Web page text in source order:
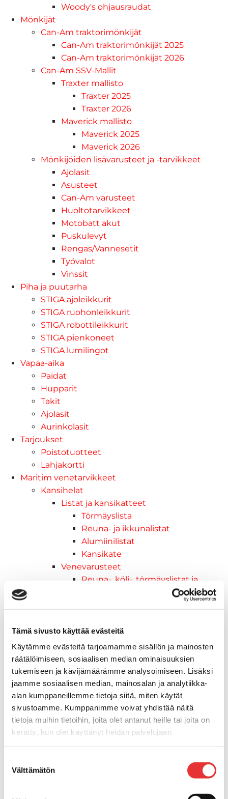
Tämä sivusto käyttää evästeitä
Käytämme evästeitä tarjoamamme sisällön ja mainosten
räätälöimiseen, sosiaalisen median ominaisuuksien
tukemiseen ja kävijämäärämme analysoimiseen. Lisäksi
jaamme sosiaalisen median, mainosalan ja analytiikka-
alan kumppaneillemme tietoja siitä, miten käytät
sivustoamme. Kumppanimme voivat yhdistää näitä
tietoja muihin tietoihin, joita olet antanut heille tai joita on
kerätty, kun olet käyttänyt heidän palvelujaan.
valinta
Välttämätön
Woody's ohjausraudat
Mönkijät
Can-Am traktorimönkijät
Can-Am traktorimönkijät 2025
Can-Am traktorimönkijät 2026
Can-Am SSV-Mallit
Traxter mallisto
Traxter 2025
Traxter 2026
Maverick mallisto
Maverick 2025
Maverick 2026
Mönkijöiden lisävarusteet ja -tarvikkeet
Ajolasit
Asusteet
Can-Am varusteet
Huoltotarvikkeet
Motobatt akut
Puskulevyt
Rengas/Vannesetit
Työvalot
Vinssit
Piha ja puutarha
STIGA ajoleikkurit
STIGA ruohonleikkurit
STIGA robottileikkurit
STIGA pienkoneet
STIGA lumilingot
Vapaa-aika
Paidat
Hupparit
Takit
Ajolasit
Aurinkolasit
Tarjoukset
Poistotuotteet
Lahjakortti
Maritim venetarvikkeet
Kansihelat
Listat ja kansikatteet
Törmäyslista
Reuna- ja ikkunalistat
Alumiinilistat
Kansikate
Venevarusteet
Reuna-, köli-, törmäyslistat ja
Listat ja kansikatteet
Muut tarvikkeet
Köli- ja eväsuojat
Venetikkaat
Keulatikkaat, -tasot ja
varusteet
Kasettitikkaat
Keulatikkaat
Kaide- ja kuomuhelat
Muut tarvikkeet